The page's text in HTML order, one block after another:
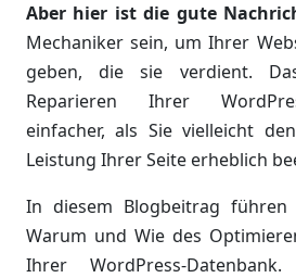
Aber hier ist die gute
Mechaniker sein, um Ihrer
geben, die sie verdient.
Reparieren Ihrer
einfacher, als Sie vielleicht
Leistung Ihrer Seite erheblich
In diesem Blogbeitrag
Warum und Wie des
Ihrer WordPress-